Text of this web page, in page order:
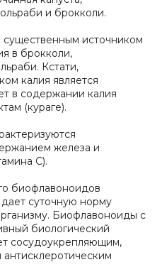
и брокколи.
существенным источником
в брокколи,
Кстати,
калия является
в содержании калия
(кураге).
железа и
С).
биофлавоноидов
дает суточную норму
Биофлавоноиды с
биологический
сосудоукрепляющим,